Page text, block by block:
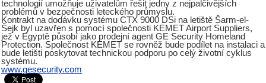
technologií umožňuje uživatelům řešit jedny z nejpalčivějších
problémů v bezpečnosti leteckého průmyslu.
Kontrakt na dodávku systému CTX 9000 DSi na letiště Šarm-el-
Šejk byl uzavřen s pomocí společnosti KEMET Airport Suppliers,
jež v Egyptě působí jako prodejní agent GE Security Homeland
Protection. Společnost KEMET se rovněž bude podílet na instalaci a
bude letišti poskytovat technickou podporu po celý životní cyklus
systému.
www.gesecurity.com